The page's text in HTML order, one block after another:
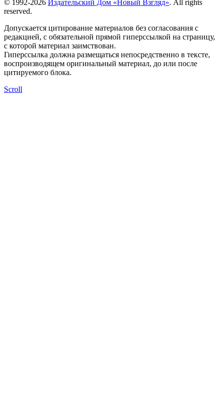
© 1992-2026 Издательский Дом «Новый Взгляд». All rights
reserved.
Допускается цитирование материалов без согласования с
редакцией, с обязательной прямой гиперссылкой на страницу,
с которой материал заимствован.
Гиперссылка должна размещаться непосредственно в тексте,
воспроизводящем оригинальный материал, до или после
цитируемого блока.
Scroll